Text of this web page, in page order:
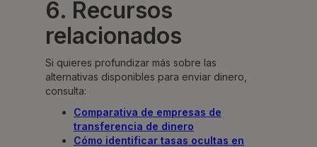
6. Recursos
relacionados
Si quieres profundizar más sobre las
alternativas disponibles para enviar dinero,
consulta:
Comparativa de empresas de
transferencia de dinero
Cómo identificar tasas ocultas en